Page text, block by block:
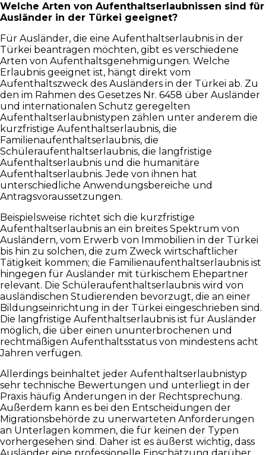
Welche Arten von Aufenthaltserlaubnissen sind für
Ausländer in der Türkei geeignet?
Für Ausländer, die eine Aufenthaltserlaubnis in der
Türkei beantragen möchten, gibt es verschiedene
Arten von Aufenthaltsgenehmigungen. Welche
Erlaubnis geeignet ist, hängt direkt vom
Aufenthaltszweck des Ausländers in der Türkei ab. Zu
den im Rahmen des Gesetzes Nr. 6458 über Ausländer
und internationalen Schutz geregelten
Aufenthaltserlaubnistypen zählen unter anderem die
kurzfristige Aufenthaltserlaubnis, die
Familienaufenthaltserlaubnis, die
Schüleraufenthaltserlaubnis, die langfristige
Aufenthaltserlaubnis und die humanitäre
Aufenthaltserlaubnis. Jede von ihnen hat
unterschiedliche Anwendungsbereiche und
Antragsvoraussetzungen.
Beispielsweise richtet sich die kurzfristige
Aufenthaltserlaubnis an ein breites Spektrum von
Ausländern, vom Erwerb von Immobilien in der Türkei
bis hin zu solchen, die zum Zweck wirtschaftlicher
Tätigkeit kommen; die Familienaufenthaltserlaubnis ist
hingegen für Ausländer mit türkischem Ehepartner
relevant. Die Schüleraufenthaltserlaubnis wird von
ausländischen Studierenden bevorzugt, die an einer
Bildungseinrichtung in der Türkei eingeschrieben sind.
Die langfristige Aufenthaltserlaubnis ist für Ausländer
möglich, die über einen ununterbrochenen und
rechtmäßigen Aufenthaltsstatus von mindestens acht
Jahren verfügen.
Allerdings beinhaltet jeder Aufenthaltserlaubnistyp
sehr technische Bewertungen und unterliegt in der
Praxis häufig Änderungen in der Rechtsprechung.
Außerdem kann es bei den Entscheidungen der
Migrationsbehörde zu unerwarteten Anforderungen
an Unterlagen kommen, die für keinen der Typen
vorhergesehen sind. Daher ist es äußerst wichtig, dass